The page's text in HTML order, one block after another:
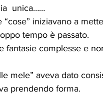
unica……
iniziavano a
tempo è passato.
fantasie complesse e
mele” aveva dato
prendendo forma.